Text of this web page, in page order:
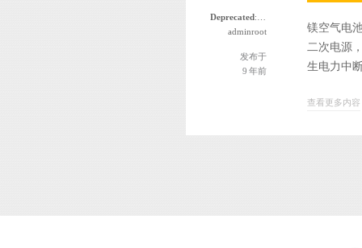
Deprecated : 函数 the_author_nickname 自版本 2.8.0 起已
adminroot
发布于
9 年前
镁空气电
二次电源
生电力中
查看更多内容